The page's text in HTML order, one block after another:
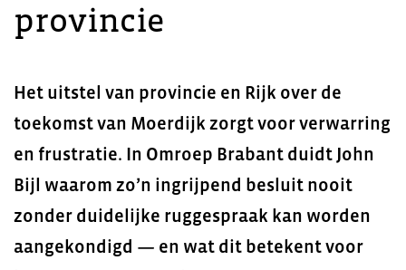
provincie
Het uitstel van provincie en Rijk over de
toekomst van Moerdijk zorgt voor verwarring
en frustratie. In Omroep Brabant duidt John
Bijl waarom zo’n ingrijpend besluit nooit
zonder duidelijke ruggespraak kan worden
aangekondigd — en wat dit betekent voor